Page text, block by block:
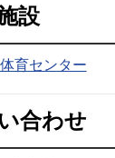
設
育センター
合わせ